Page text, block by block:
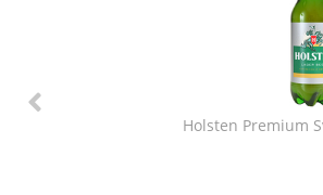
Holsten Premium